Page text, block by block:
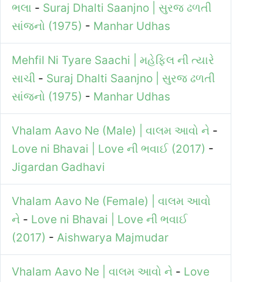
ભલા - Suraj Dhalti Saanjno | સુરજ ઢળતી
સાંજનો (1975) - Manhar Udhas
Mehfil Ni Tyare Saachi | મહેફિલ ની ત્યારે
સાચી - Suraj Dhalti Saanjno | સુરજ ઢળતી
સાંજનો (1975) - Manhar Udhas
Vhalam Aavo Ne (Male) | વાલમ આવો ને -
Love ni Bhavai | Love ની ભવાઈ (2017) -
Jigardan Gadhavi
Vhalam Aavo Ne (Female) | વાલમ આવો
ને - Love ni Bhavai | Love ની ભવાઈ
(2017) - Aishwarya Majmudar
Vhalam Aavo Ne | વાલમ આવો ને - Love